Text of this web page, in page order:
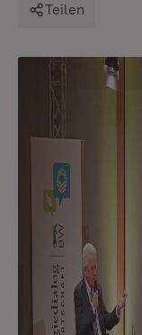
Teilen